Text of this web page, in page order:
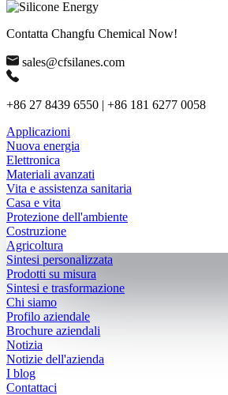
Contatta Changfu Chemical Now!
sales@cfsilanes.com
+86 27 8439 6550 | +86 181 6277 0058
Applicazioni
Nuova energia
Elettronica
Materiali avanzati
Vita e assistenza sanitaria
Casa e vita
Protezione dell'ambiente
Costruzione
Agricoltura
Sintesi personalizzata
Prodotti su misura
Sintesi e trasformazione
Chi siamo
Profilo aziendale
Brochure aziendali
Notizia
Notizie dell'azienda
I blog
Contattaci